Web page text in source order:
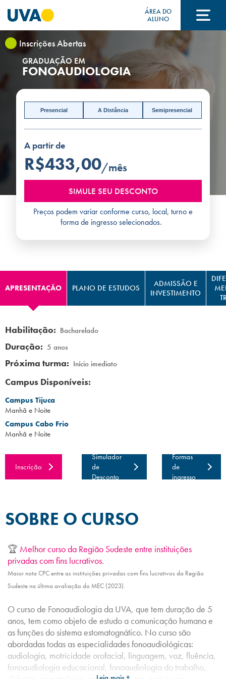
ÁREA DO
ALUNO
A UVA
CURSOS
FORMAS DE INGRESSO
FINANCIAMENTO E BOLSAS
Acontece na UVA
Campi/Unidades
Conclua sua Matrícula
ÁREA DO ALUNO
Inscrições Abertas
GRADUAÇÃO EM
FONOAUDIOLOGIA
Presencial A Distância Semipresencial
A partir de
R$433,00/mês
SIMULE SEU DESCONTO
Preços podem variar conforme curso, local, turno e
forma de ingresso selecionados.
APRESENTAÇÃO PLANO DE ESTUDOS
ADMISSÃO E
INVESTIMENTO
Habilitação: Bacharelado
Duração: 5 anos
Próxima turma: Início imediato
Campus Disponíveis:
Campus Tijuca
Manhã e Noite
Campus Cabo Frio
Manhã e Noite
Inscrição
Simulador
de
Desconto
Formas
de
ingresso
SOBRE O CURSO
🏆 Melhor curso da Região Sudeste entre instituições
privadas com fins lucrativos.
Maior nota CPC entre as instituições privadas com fins lucrativos da Região
Sudeste na última avaliação do MEC (2023).
O curso de Fonoaudiologia da UVA, que tem duração de 5
anos, tem como objeto de estudo a comunicação humana e
as funções do sistema estomatognático. No curso são
abordadas todas as especialidades fonoaudiológicas:
audiologia, motricidade orofacial, linguagem, voz, fluência,
fonoaudiologia educacional, fonoaudiologia do trabalho,